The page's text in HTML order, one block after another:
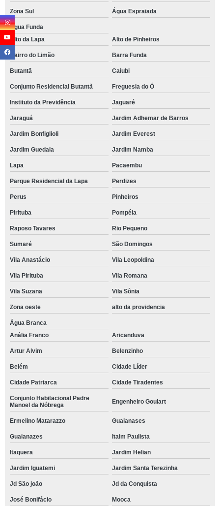
Zona Sul Água Espraiada
Água Funda
Alto da Lapa
Alto de Pinheiros
Bairro do Limão Barra Funda
Butantã Caiubi
Conjunto Residencial Butantã Freguesia do Ó
Instituto da Previdência Jaguaré
Jaraguá Jardim Adhemar de Barros
Jardim Bonfiglioli Jardim Everest
Jardim Guedala Jardim Namba
Lapa Pacaembu
Parque Residencial da Lapa Perdizes
Perus Pinheiros
Pirituba Pompéia
Raposo Tavares Rio Pequeno
Sumaré São Domingos
Vila Anastácio Vila Leopoldina
Vila Pirituba Vila Romana
Vila Suzana Vila Sônia
Zona oeste alto da providencia
Água Branca
Anália Franco
Aricanduva
Artur Alvim Belenzinho
Belém Cidade Líder
Cidade Patriarca Cidade Tiradentes
Conjunto Habitacional Padre
Manoel da Nóbrega
Engenheiro Goulart
Ermelino Matarazzo Guaianases
Guaianazes Itaim Paulista
Itaquera Jardim Helian
Jardim Iguatemi Jardim Santa Terezinha
Jd São joão Jd da Conquista
José Bonifácio Mooca